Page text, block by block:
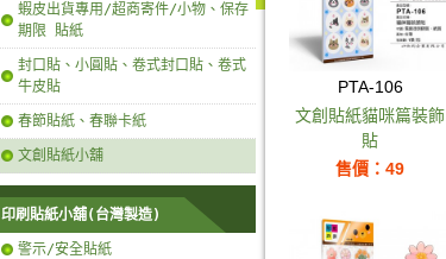
蝦皮出貨專用/超商寄件/小物、保存
期限 貼紙
封口貼、小圓貼、卷式封口貼、卷式
牛皮貼
春節貼紙、春聯卡紙
文創貼紙小舖
印刷貼紙小舖(台灣製造)
警示/安全貼紙
PTA-106
文創貼紙貓咪篇裝飾
貼
售價：49